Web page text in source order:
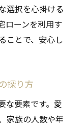
選択を心掛ける
ローンを利用す
ことで、安心し
探り方
な要素です。愛
家族の人数や年